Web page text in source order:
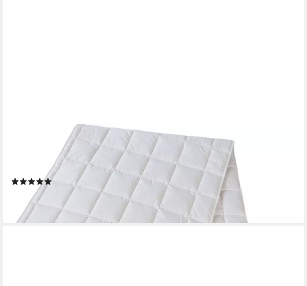
Topper Unterbett Baumwolle, Baumwolle, Auflage aus reiner
Baumwolle
ab 62,50 €
lieferbar - in 3-4 Werktagen bei dir